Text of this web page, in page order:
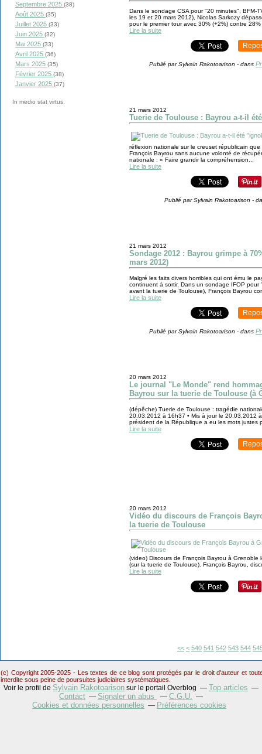
Septembre 2025 (38)
Août 2025 (35)
Juillet 2025 (33)
Juin 2025 (32)
Mai 2025 (33)
Avril 2025 (36)
Mars 2025 (35)
Février 2025 (38)
Janvier 2025 (37)
In medio stat virtus.
Dans le sondage CSA pour "20 minutes", BFM-
les 19 et 20 mars 2012), Nicolas Sarkozy
pour le premier tour avec 30% (+2%) contre
Lire la suite
Publié par Sylvain Rakotoarison - dans
21 mars 2012
Tuerie de Toulouse : Bayrou a-t-il
réflexion nationale sur le creuset républicain
François Bayrou sans aucune volonté de
nationale : « Faire grandir la compréhension...
Lire la suite
Publié par Sylvain Rakotoarison -
21 mars 2012
Sondage 2012 : Bayrou grimpe à
mars 2012)
Malgré les faits divers horribles qui ont ému le
continuent à sortir. Dans un sondage IFOP
avant la tuerie de Toulouse), François Bayrou
Lire la suite
Publié par Sylvain Rakotoarison - dans
20 mars 2012
Le journal "Le Monde" rend
Bayrou sur la tuerie de Toulouse (à
(dépêche) Tuerie de Toulouse : tragédie
20.03.2012 à 16h37 • Mis à jour le 20.03.2012
président de la République a eu les mots justes
Lire la suite
20 mars 2012
Vidéo du discours de François
la tuerie de Toulouse
(video) Discours de François Bayrou à
(sur la tuerie de Toulouse). François Bayrou,
Lire la suite
<< < 500
510
520
530
540 541 542 543 544
(c) Copyright 2005-2025 - Les textes de ce blog sont protégés par le droit d'auteur et
interdite sous peine de poursuites judiciaires systématiques.
Voir le profil de Sylvain Rakotoarison sur le portail Overblog
Top articles
Contact
Signaler un abus
C.G.U.
Cookies et données personnelles
Préférences cookies